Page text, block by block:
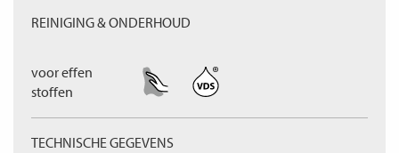
REINIGING & ONDERHOUD
voor effen
stoffen
TECHNISCHE GEGEVENS